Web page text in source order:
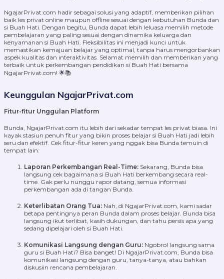
NgajarPrivat.com hadir sebagai solusi yang adaptif, memberikan pilihan
baik les privat online maupun offline sesuai dengan kebutuhan Bunda dan
si Buah Hati. Dengan begitu, Bunda dapat lebih leluasa memilih metode
pembelajaran yang paling sesuai dengan dinamika keluarga dan
kenyamanan si Buah Hati. Fleksibilitas ini menjadi kunci untuk
memastikan kemajuan belajar yang optimal, tanpa harus mengorbankan
aspek kualitas dan interaktivitas. Selamat memilih dan memberikan yang
terbaik untuk perkembangan pendidikan si Buah Hati bersama
NgajarPrivat.com! 🌟📚
Keunggulan NgajarPrivat.com
Fitur-fitur Unggulan Platform
Bunda, NgajarPrivat.com itu lebih dari sekadar tempat les privat biasa. Ini
kayak stasiun penuh fitur yang bikin proses belajar si Buah Hati jadi lebih
seru dan efektif. Cek fitur-fitur keren yang nggak bisa Bunda temuin di
tempat lain:
Laporan Perkembangan Real-Time: Sekarang, Bunda bisa
langsung cek bagaimana si Buah Hati berkembang secara real-
time. Gak perlu nunggu rapor datang, semua informasi
perkembangan ada di tangan Bunda.
Keterlibatan Orang Tua: Nah, di NgajarPrivat.com, kami sadar
betapa pentingnya peran Bunda dalam proses belajar. Bunda bisa
langsung ikut terlibat, kasih dukungan, dan tahu persis apa yang
sedang dipelajari oleh si Buah Hati.
Komunikasi Langsung dengan Guru: Ngobrol langsung sama
guru si Buah Hati? Bisa banget! Di NgajarPrivat.com, Bunda bisa
komunikasi langsung dengan guru, tanya-tanya, atau bahkan
diskusiin rencana pembelajaran.